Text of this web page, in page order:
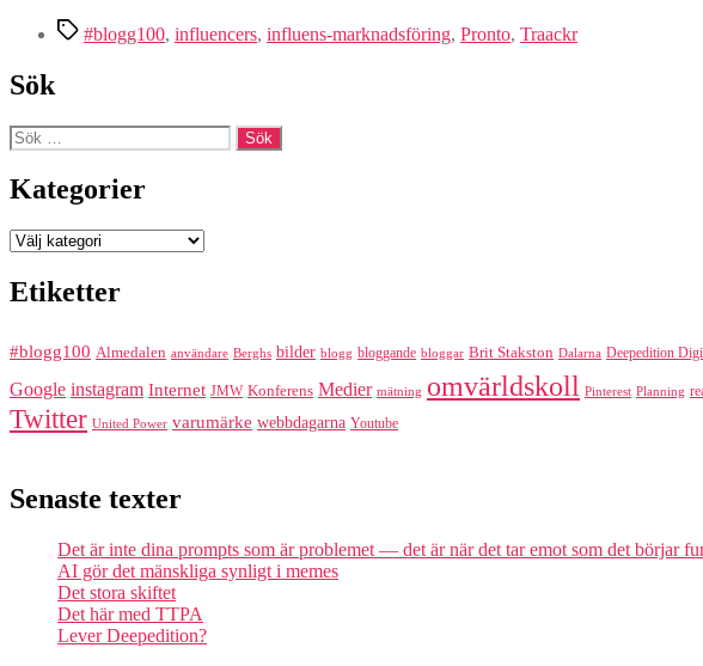
Etiketter
#blogg100, influencers, influens-marknadsföring, Pronto, Traackr
Sök
Sök
efter:
Kategorier
Kategorier
Etiketter
#blogg100 Almedalen användare Berghs bilder blogg bloggande bloggar Brit Stakston Dalarna Deepedition
Google instagram Internet JMW Konferens Medier mätning omvärldskoll Pinterest Planning
Twitter United Power varumärke webbdagarna Youtube
Senaste texter
Det är inte dina prompts som är problemet — det är när det tar emot som det börjar
AI gör det mänskliga synligt i memes
Det stora skiftet
Det här med TTPA
Lever Deepedition?